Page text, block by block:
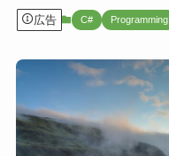
広告 C# Programming